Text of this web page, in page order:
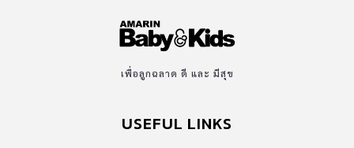
เพื่อลูกฉลาด ดี และ มีสุข
USEFUL LINKS